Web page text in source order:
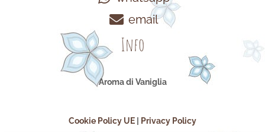
email
Info
Aroma di Vaniglia
Cookie Policy UE Privacy Policy